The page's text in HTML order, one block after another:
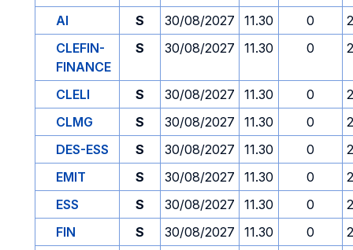
AI
S 30/08/2027 11.30 0
CLEFIN-
FINANCE
S 30/08/2027 11.30 0
CLELI S 30/08/2027 11.30 0
CLMG
S 30/08/2027 11.30 0
DES-ESS
S 30/08/2027 11.30 0
EMIT
S 30/08/2027 11.30 0
ESS
S 30/08/2027 11.30 0
FIN
S 30/08/2027 11.30 0